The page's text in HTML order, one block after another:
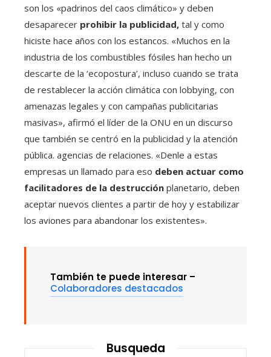
son los «padrinos del caos climático» y deben
desaparecer prohibir la publicidad, tal y como
hiciste hace años con los estancos. «Muchos en la
industria de los combustibles fósiles han hecho un
descarte de la ‘ecopostura’, incluso cuando se trata
de restablecer la acción climática con lobbying, con
amenazas legales y con campañas publicitarias
masivas», afirmó el líder de la ONU en un discurso
que también se centró en la publicidad y la atención
pública. agencias de relaciones. «Denle a estas
empresas un llamado para eso deben actuar como
facilitadores de la destrucción planetario, deben
aceptar nuevos clientes a partir de hoy y estabilizar
los aviones para abandonar los existentes».
También te puede interesar –
Colaboradores destacados
Busqueda